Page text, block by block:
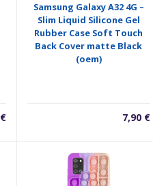
€
Samsung Galaxy A32 4G –
Slim Liquid Silicone Gel
Rubber Case Soft Touch
Back Cover matte Black
(oem)
7,90 €